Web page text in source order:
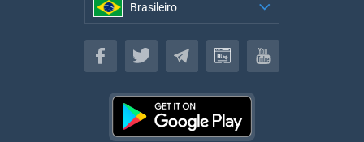
Brasileiro
Brasileiro